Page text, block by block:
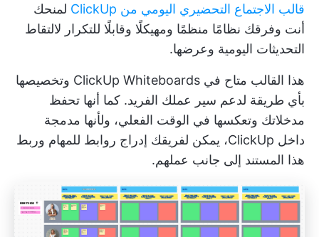
قالب الاجتماع التحضيري اليومي من ClickUp
لمنحك
أنت وفرقك نظامًا منظمًا ومهيكلًا وقابلًا للتكرار لالتقاط
التحديثات اليومية وعرضها.
هذا القالب متاح في ClickUp Whiteboards وتخصيصها
بأي طريقة لدعم سير عملك الفريد. كما أنها تحفظ
مدخلاتك وتعكسها في الوقت الفعلي، ولأنها مدمجة
داخل ClickUp، يمكن لفريقك إدراج روابط للمهام وربط
هذا المستند إلى جانب عملهم.